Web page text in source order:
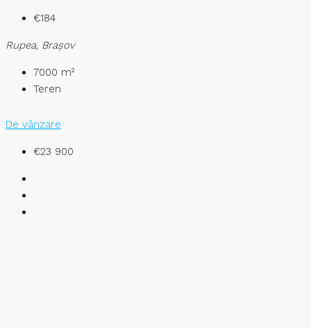
€184
Rupea, Brașov
7000 m²
Teren
De vânzare
€23 900